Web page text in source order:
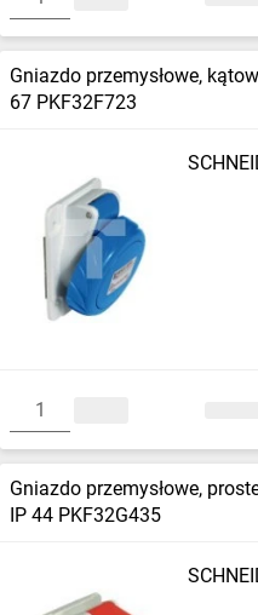
Gniazdo przemysłowe,
67 PKF32F723
Gniazdo przemysłowe,
IP 44 PKF32G435